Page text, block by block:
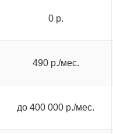
0 р.
490 р./мес.
до 400 000 р./мес.